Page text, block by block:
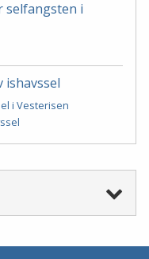
selfangsten i
ishavssel
i Vesterisen